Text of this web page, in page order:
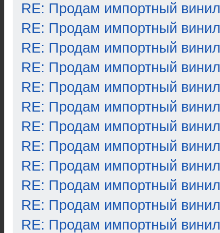
RE: Продам импортный винил
RE: Продам импортный винил
RE: Продам импортный винил
RE: Продам импортный винил
RE: Продам импортный винил
RE: Продам импортный винил
RE: Продам импортный винил
RE: Продам импортный винил
RE: Продам импортный винил
RE: Продам импортный винил
RE: Продам импортный винил
RE: Продам импортный винил